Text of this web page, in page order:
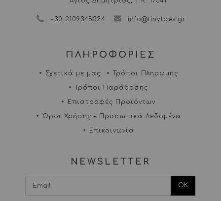
+30 2109345324 info@tinytoes.gr
ΠΛΗΡΟΦΟΡΙΕΣ
Σχετικά με μας Τρόποι Πληρωμής
Τρόποι Παράδοσης
Επιστροφές Προϊόντων
Όροι Χρήσης – Προσωπικά Δεδομένα
Επικοινωνία
NEWSLETTER